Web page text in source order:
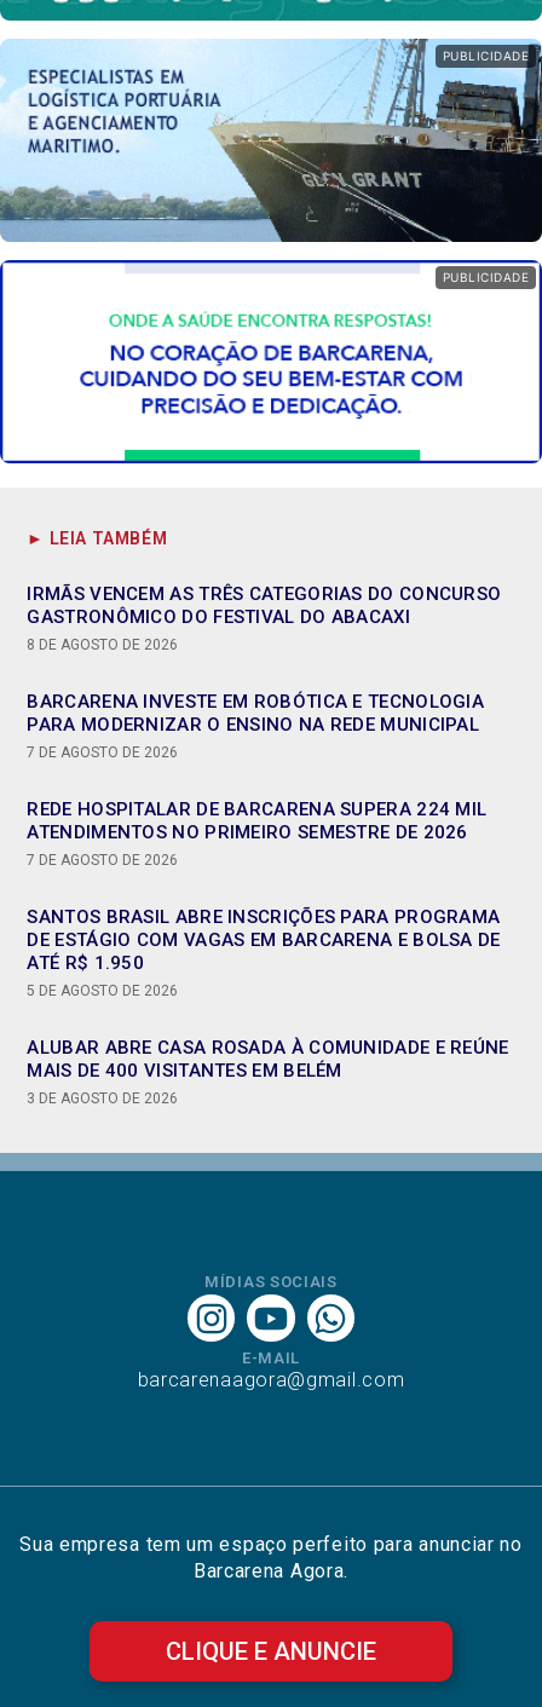
PUBLICIDADE
PUBLICIDADE
► LEIA TAMBÉM
IRMÃS VENCEM AS TRÊS CATEGORIAS DO CONCURSO
GASTRONÔMICO DO FESTIVAL DO ABACAXI
8 DE AGOSTO DE 2026
BARCARENA INVESTE EM ROBÓTICA E TECNOLOGIA
PARA MODERNIZAR O ENSINO NA REDE MUNICIPAL
7 DE AGOSTO DE 2026
REDE HOSPITALAR DE BARCARENA SUPERA 224 MIL
ATENDIMENTOS NO PRIMEIRO SEMESTRE DE 2026
7 DE AGOSTO DE 2026
SANTOS BRASIL ABRE INSCRIÇÕES PARA PROGRAMA
DE ESTÁGIO COM VAGAS EM BARCARENA E BOLSA DE
ATÉ R$ 1.950
5 DE AGOSTO DE 2026
ALUBAR ABRE CASA ROSADA À COMUNIDADE E REÚNE
MAIS DE 400 VISITANTES EM BELÉM
3 DE AGOSTO DE 2026
MÍDIAS SOCIAIS
E-MAIL
barcarenaagora@gmail.com
Sua empresa tem um espaço perfeito para anunciar no
Barcarena Agora.
CLIQUE E ANUNCIE